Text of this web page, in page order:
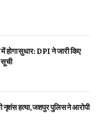
होगा सुधार: DPI ने जारी किए
नृशंस हत्या, जशपुर पुलिस ने आरोपी